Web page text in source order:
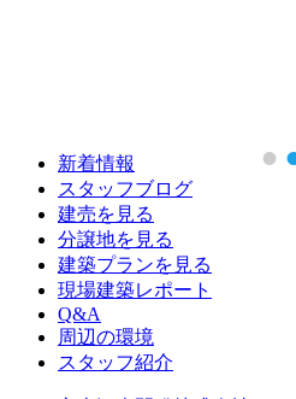
新着情報
スタッフブログ
建売を見る
分譲地を見る
建築プランを見る
現場建築レポート
Q&A
周辺の環境
スタッフ紹介